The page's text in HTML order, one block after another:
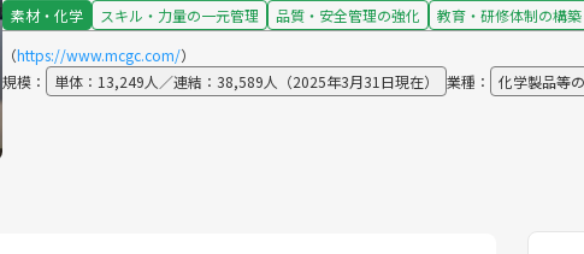
素材・化学 スキル・力量の一元管理 品質・安全管理の強化
教育・研修体制の構築
（https://www.mcgc.com/）
規模：
単体：13,249人／連結：38,589人（2025年3月31日現在） 業種： 化学製品等